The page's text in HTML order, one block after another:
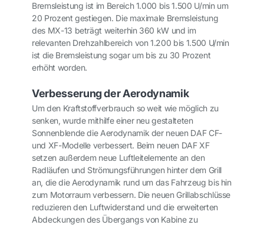
Bremsleistung ist im Bereich 1.000 bis 1.500 U/min um
20 Prozent gestiegen. Die maximale Bremsleistung
des MX-13 beträgt weiterhin 360 kW und im
relevanten Drehzahlbereich von 1.200 bis 1.500 U/min
ist die Bremsleistung sogar um bis zu 30 Prozent
erhöht worden.
Verbesserung der Aerodynamik
Um den Kraftstoffverbrauch so weit wie möglich zu
senken, wurde mithilfe einer neu gestalteten
Sonnenblende die Aerodynamik der neuen DAF CF-
und XF-Modelle verbessert. Beim neuen DAF XF
setzen außerdem neue Luftleitelemente an den
Radläufen und Strömungsführungen hinter dem Grill
an, die die Aerodynamik rund um das Fahrzeug bis hin
zum Motorraum verbessern. Die neuen Grillabschlüsse
reduzieren den Luftwiderstand und die erweiterten
Abdeckungen des Übergangs von Kabine zu